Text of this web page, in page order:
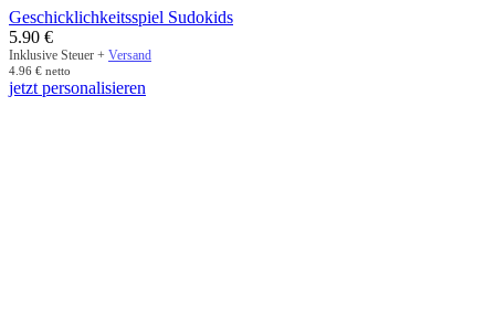
Geschicklichkeitsspiel Sudokids
5.90 €
Inklusive Steuer + Versand
4.96 € netto
jetzt personalisieren